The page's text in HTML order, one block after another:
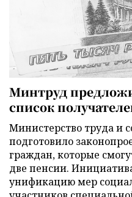
Минтруд
список
Министерство труда и
подготовило
граждан, которые
две пенсии.
унификацию мер